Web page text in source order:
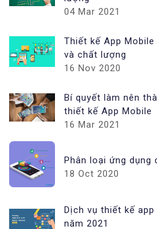
04 Mar 2021
Thiết kế App
và chất lượng
16 Nov 2020
Bí quyết làm nên
thiết kế App Mobile
16 Mar 2021
Phân loại ứng dụng
18 Oct 2020
Dịch vụ thiết kế
năm 2021